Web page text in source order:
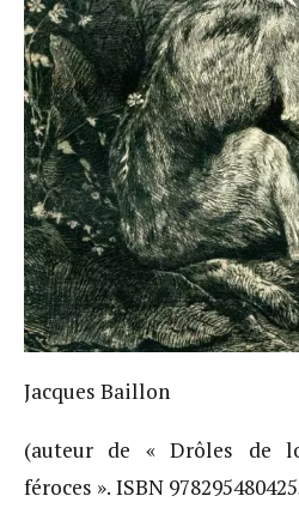
Jacques Baillon
(auteur de « Drôles de
féroces ». ISBN